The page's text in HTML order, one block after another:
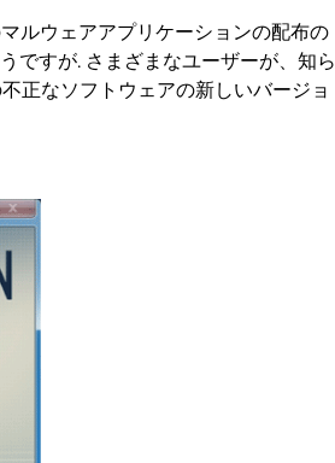
ルウェアアプリケーションの配布の
ですが. さまざまなユーザーが、知ら
正なソフトウェアの新しいバージョ